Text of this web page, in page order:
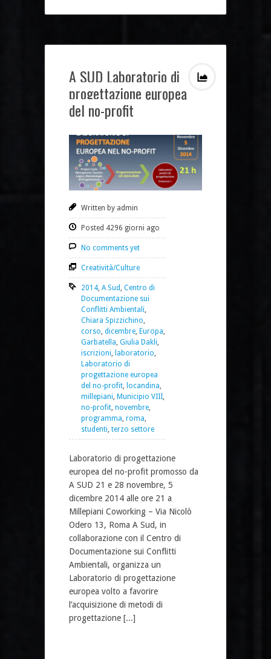
A SUD Laboratorio di
progettazione europea
del no-profit
Written by admin
Posted 4296 giorni ago
No comments yet
Creatività/Culture
2014 A Sud Centro di
Documentazione sui
Conflitti Ambientali
Chiara Spizzichino
corso dicembre Europa
Garbatella Giulia Dakli
iscrizioni
laboratorio
Laboratorio di
progettazione europea
del no-profit
locandina
millepiani Municipio VIII
no-profit novembre
programma roma
studenti terzo settore
Laboratorio di progettazione
europea del no-profit promosso da
A SUD 21 e 28 novembre, 5
dicembre 2014 alle ore 21 a
Millepiani Coworking – Via Nicolò
Odero 13, Roma A Sud, in
collaborazione con il Centro di
Documentazione sui Conflitti
Ambientali, organizza un
Laboratorio di progettazione
europea volto a favorire
l’acquisizione di metodi di
progettazione [...]